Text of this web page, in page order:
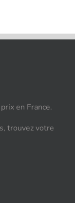
en France.
trouvez votre